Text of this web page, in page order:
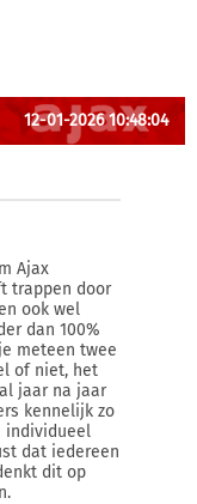
12-01-2026 10:48:04
Ajax
trappen door
ook wel
dan 100%
meteen twee
of niet, het
jaar na jaar
kennelijk zo
individueel
dat iedereen
dit op